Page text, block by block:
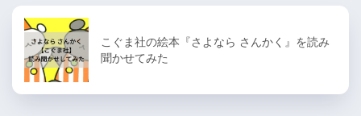
こぐま社の絵本『さよなら さんかく』を読み
聞かせてみた